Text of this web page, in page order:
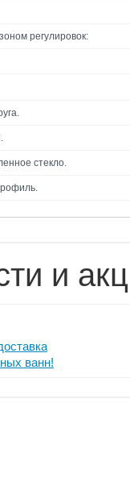
регулировок:
стекло.
и
ванн!